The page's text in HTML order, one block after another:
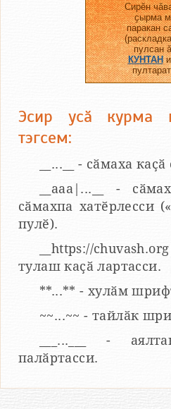
Сирӗн
ҫырма
паракан
пулсан
КУНТАН
Эсир усӑ курма
тэгсем:
__...__ - сӑмаха
__aaa|...__ -
сӑмахпа хатӗрлесси
пулӗ).
__https://
тулаш каҫӑ лартасси.
**...** - хулӑм
~~...~~ - тайлӑк
___...___ -
палӑртасси.